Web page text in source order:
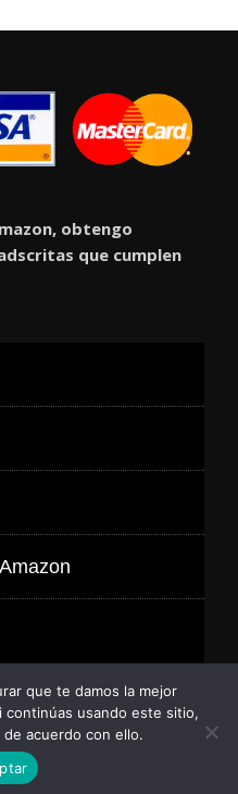
obtengo
que cumplen
que te damos la mejor
usando este sitio,
acuerdo con ello.